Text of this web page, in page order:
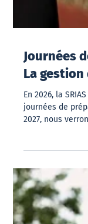
Journées
La gestion
En 2026, la
journées de
2027, nous